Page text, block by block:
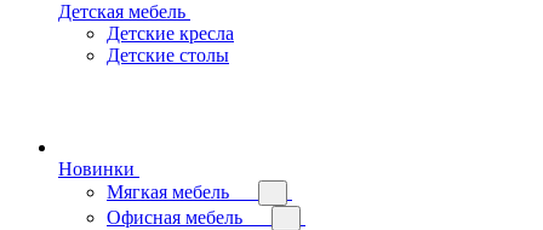
Детская мебель
Детские кресла
Детские столы
Новинки
Мягкая мебель
Офисная мебель